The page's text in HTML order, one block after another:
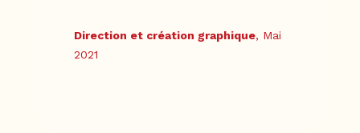
Direction et création graphique, Mai
2021